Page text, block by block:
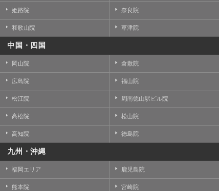
姫路院 奈良院
和歌山院 草津院
中国・四国
岡山院 倉敷院
広島院 福山院
松江院 周南徳山駅ビル院
高松院 松山院
高知院 徳島院
九州・沖縄
福岡エリア 鹿児島院
熊本院 宮崎院